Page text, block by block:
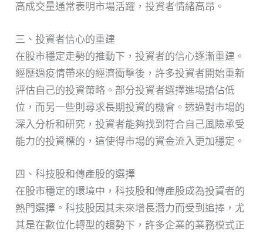
高成交量通常表明市場活躍，投資者情緒高昂。
三、投資者信心的重建
在股市穩定走勢的推動下，投資者的信心逐漸重建。
經歷過疫情帶來的經濟衝擊後，許多投資者開始重新
評估自己的投資策略。部分投資者選擇進場搶佔低
位，而另一些則尋求長期投資的機會。透過對市場的
深入分析和研究，投資者能夠找到符合自己風險承受
能力的投資標的，這使得市場的資金流入更加穩定。
四、科技股和傳產股的選擇
在股市穩定的環境中，科技股和傳產股成為投資者的
熱門選擇。科技股因其未來增長潛力而受到追捧，尤
其是在數位化轉型的趨勢下，許多企業的業務模式正